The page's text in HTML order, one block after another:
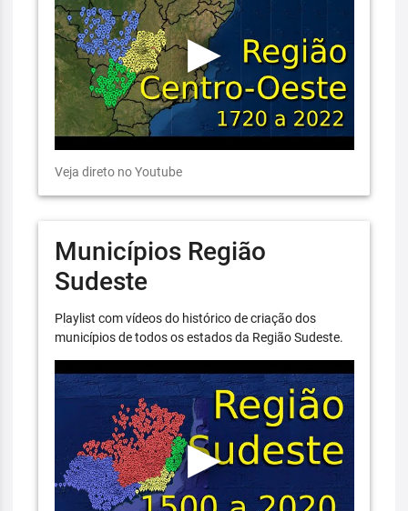
Veja direto no Youtube
Municípios Região
Sudeste
Playlist com vídeos do histórico de criação dos
municípios de todos os estados da Região Sudeste.